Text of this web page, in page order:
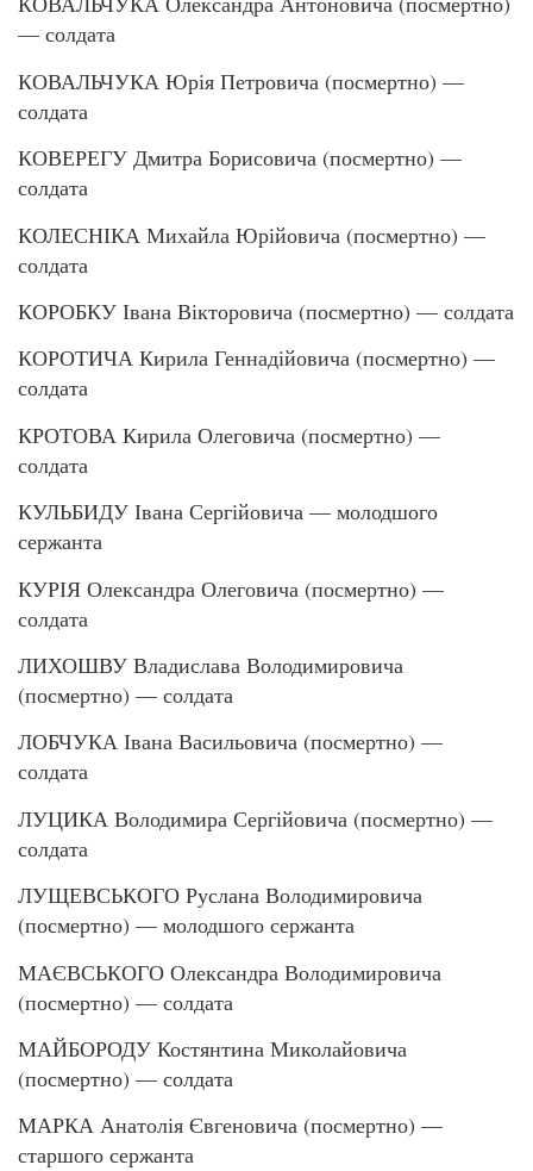
— солдата
КОВАЛЬЧУКА Юрія Петровича (посмертно) —
солдата
КОВЕРЕГУ Дмитра Борисовича (посмертно) —
солдата
КОЛЕСНІКА Михайла Юрійовича (посмертно) —
солдата
КОРОБКУ Івана Вікторовича (посмертно) — солдата
КОРОТИЧА Кирила Геннадійовича (посмертно) —
солдата
КРОТОВА Кирила Олеговича (посмертно) —
солдата
КУЛЬБИДУ Івана Сергійовича — молодшого
сержанта
КУРІЯ Олександра Олеговича (посмертно) —
солдата
ЛИХОШВУ Владислава Володимировича
(посмертно) — солдата
ЛОБЧУКА Івана Васильовича (посмертно) —
солдата
ЛУЦИКА Володимира Сергійовича (посмертно) —
солдата
ЛУЩЕВСЬКОГО Руслана Володимировича
(посмертно) — молодшого сержанта
МАЄВСЬКОГО Олександра Володимировича
(посмертно) — солдата
МАЙБОРОДУ Костянтина Миколайовича
(посмертно) — солдата
МАРКА Анатолія Євгеновича (посмертно) —
старшого сержанта